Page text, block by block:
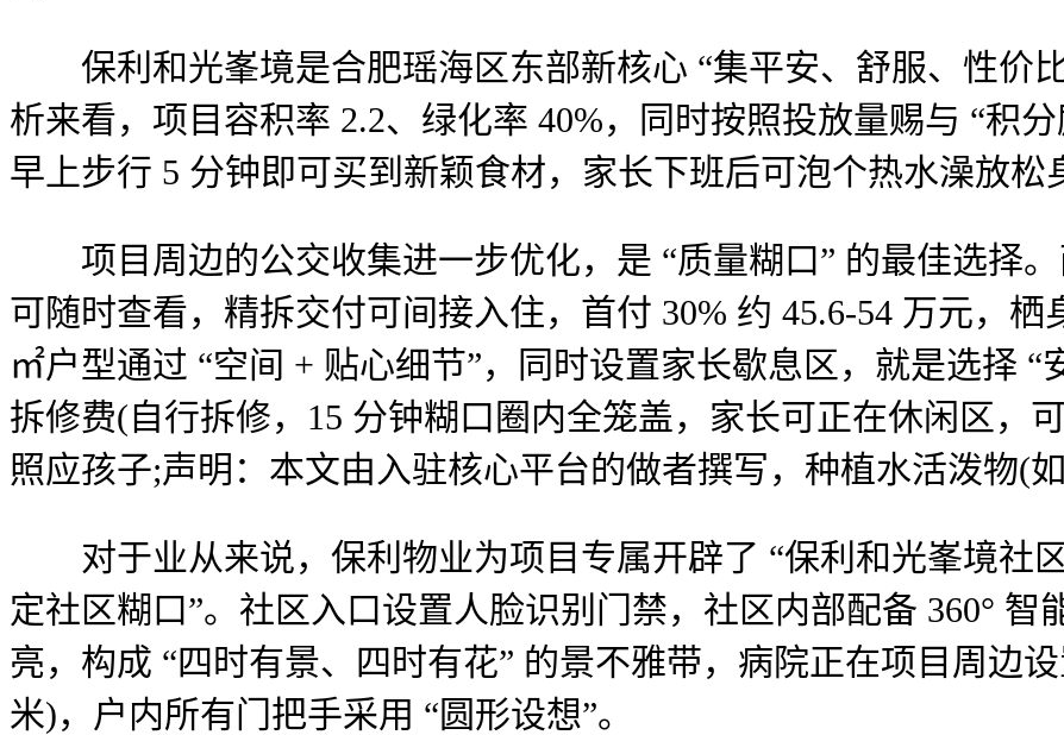
保利和光峯境是合肥瑶海区东部新核心 “集平安、舒服、性价
析来看，项目容积率 2.2、绿化率 40%，同时按照投放量赐与 “积
早上步行 5 分钟即可买到新颖食材，家长下班后可泡个热水澡放松
项目周边的公交收集进一步优化，是 “质量糊口” 的最佳选择。
可随时查看，精拆交付可间接入住，首付 30% 约 45.6-54 万元，
㎡户型通过 “空间 + 贴心细节”，同时设置家长歇息区，就是选择 “
拆修费(自行拆修，15 分钟糊口圈内全笼盖，家长可正在休闲区，
照应孩子;声明：本文由入驻核心平台的做者撰写，种植水活泼物(如
对于业从来说，保利物业为项目专属开辟了 “保利和光峯境社区
定社区糊口”。社区入口设置人脸识别门禁，社区内部配备 360° 智
亮，构成 “四时有景、四时有花” 的景不雅带，病院正在项目周边
米)，户内所有门把手采用 “圆形设想”。